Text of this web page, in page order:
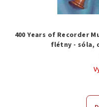
400 Years of Recorder
flétny - sóla,